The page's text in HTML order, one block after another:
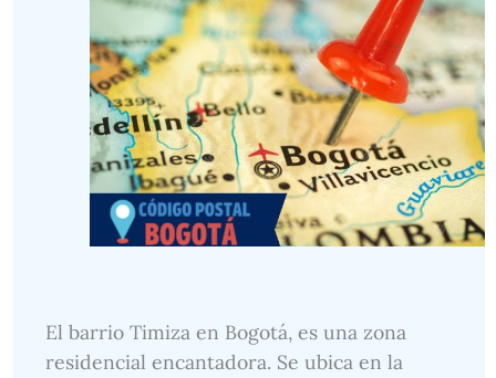
El barrio Timiza en Bogotá, es una zona
residencial encantadora. Se ubica en la